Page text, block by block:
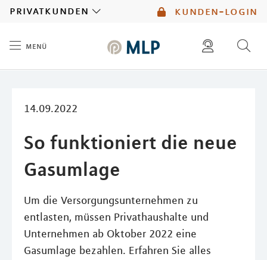
kunden-login
privatkunden
menü
14.09.2022
So funktioniert die neue
Gasumlage
Um die Versorgungsunternehmen zu
entlasten, müssen Privathaushalte und
Unternehmen ab Oktober 2022 eine
Gasumlage bezahlen. Erfahren Sie alles